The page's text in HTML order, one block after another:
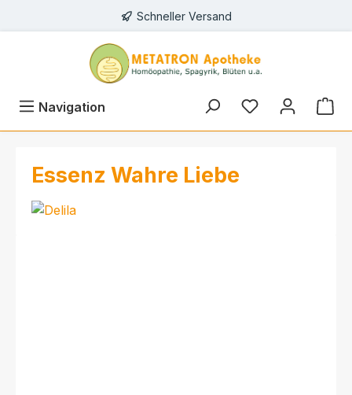
Schneller Versand
Navigation
Essenz Wahre Liebe